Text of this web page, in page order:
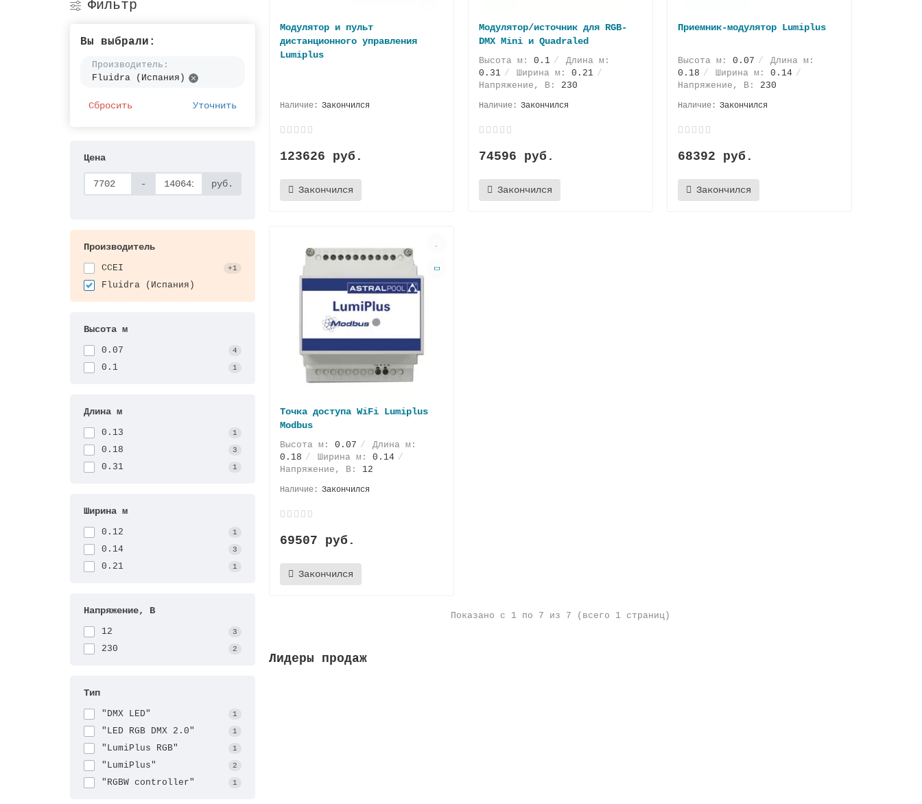
Фильтр
Вы выбрали:
Производитель:
Fluidra (Испания)
Сбросить Уточнить
Цена
- руб.
Производитель
CCEI +1
Fluidra (Испания)
Высота м
0.07 4
0.1 1
Длина м
0.13 1
0.18 3
0.31 1
Ширина м
0.12 1
0.14 3
0.21 1
Напряжение, В
12 3
230 2
Тип
"DMX LED" 1
"LED RGB DMX 2.0" 1
"LumiPlus RGB" 1
"LumiPlus" 2
"RGBW controller" 1
Модулятор и пульт
дистанционного управления
Lumiplus
Закончился
123626 руб.
Закончился
Модулятор/источник для RGB-
DMX Mini и Quadraled
Высота м: 0.1
Длина м:
0.31
Ширина м: 0.21
Напряжение, В: 230
Закончился
74596 руб.
Закончился
Приемник-модулятор Lumiplus
Высота м: 0.07
Длина м:
0.18
Ширина м: 0.14
Напряжение, В: 230
Закончился
68392 руб.
Закончился
Точка доступа WiFi Lumiplus
Modbus
Высота м: 0.07
Длина м:
0.18
Ширина м: 0.14
Напряжение, В: 12
Закончился
69507 руб.
Закончился
Показано с 1 по 7 из 7 (всего 1 страниц)
Лидеры продаж